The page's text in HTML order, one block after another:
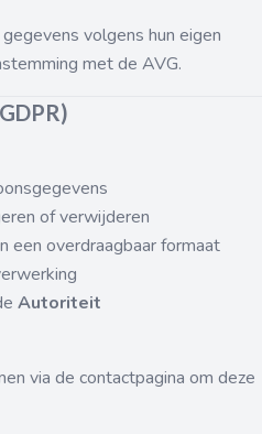
volgens hun eigen
met de AVG.
of verwijderen
een overdraagbaar formaat
Autoriteit
via de contactpagina om deze